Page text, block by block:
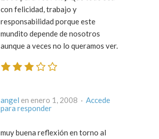
con felicidad, trabajo y
responsabilidad porque este
mundito depende de nosotros
aunque a veces no lo queramos ver.
angel en enero 1, 2008 · Accede
para responder
muy buena reflexión en torno al